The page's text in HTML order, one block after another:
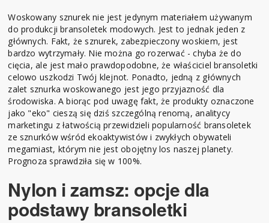
Woskowany sznurek nie jest jedynym materiałem używanym
do produkcji bransoletek modowych. Jest to jednak jeden z
głównych. Fakt, że sznurek, zabezpieczony woskiem, jest
bardzo wytrzymały. Nie można go rozerwać - chyba że do
cięcia, ale jest mało prawdopodobne, że właściciel bransoletki
celowo uszkodzi Twój klejnot. Ponadto, jedną z głównych
zalet sznurka woskowanego jest jego przyjazność dla
środowiska. A biorąc pod uwagę fakt, że produkty oznaczone
jako "eko" cieszą się dziś szczególną renomą, analitycy
marketingu z łatwością przewidzieli popularność bransoletek
ze sznurków wśród ekoaktywistów i zwykłych obywateli
megamiast, którym nie jest obojętny los naszej planety.
Prognoza sprawdziła się w 100%.
Nylon i zamsz: opcje dla
podstawy bransoletki